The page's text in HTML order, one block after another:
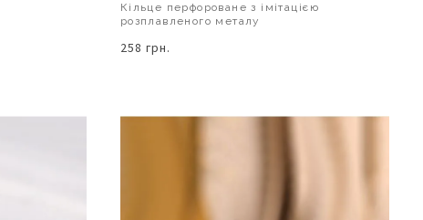
Кільце перфороване з імітацією
розплавленого металу
258 грн.